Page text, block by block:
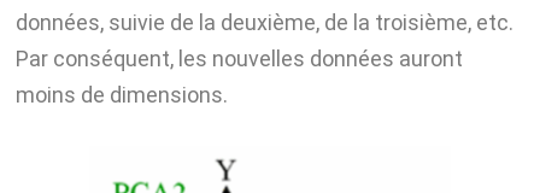
données, suivie de la deuxième, de la troisième, etc.
Par conséquent, les nouvelles données auront
moins de dimensions.